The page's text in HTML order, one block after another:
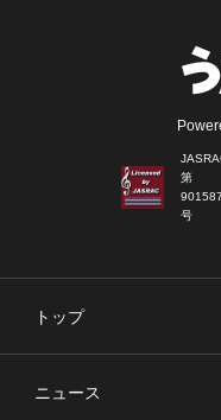
第
号
トップ
ニュース